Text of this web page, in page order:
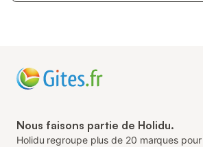
Nous faisons partie de Holidu.
Holidu regroupe plus de 20 marques